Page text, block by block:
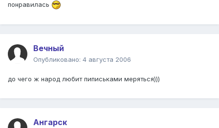
понравилась
Вечный
Опубликовано: 4 августа 2006
до чего ж народ любит пиписьками меряться)))
Ангарск